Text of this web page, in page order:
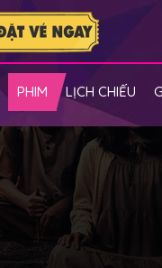
PHIM LỊCH CHIẾU